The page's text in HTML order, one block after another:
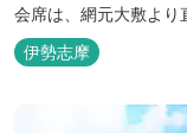
会席は、網元大敷より
伊勢志摩